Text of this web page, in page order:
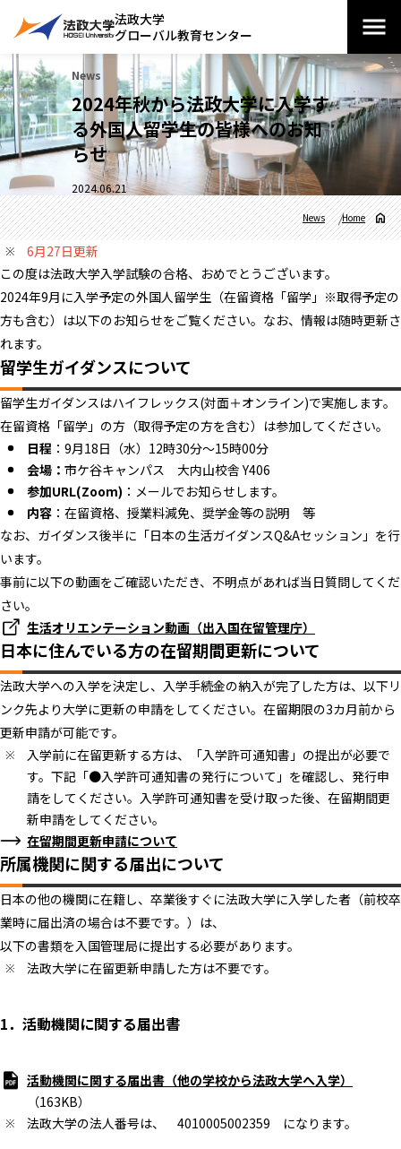
法政大学
グローバル教育センター
News
2024年秋から法政大学に入学す
る外国人留学生の皆様へのお知
らせ
2024.06.21
Home
News
6月27日更新
この度は法政大学入学試験の合格、おめでとうございます。
2024年9月に入学予定の外国人留学生（在留資格「留学」※取得予定の
方も含む）は以下のお知らせをご覧ください。なお、情報は随時更新さ
れます。
留学生ガイダンスについて
留学生ガイダンスはハイフレックス(対面＋オンライン)で実施します。
在留資格「留学」の方（取得予定の方を含む）は参加してください。
日程 ：9月18日（水）12時30分～15時00分
会場： 市ケ谷キャンパス 大内山校舎 Y406
参加URL(Zoom) ：メールでお知らせします。
内容 ：在留資格、授業料減免、奨学金等の説明 等
なお、ガイダンス後半に「日本の生活ガイダンスQ&Aセッション」を行
います。
事前に以下の動画をご確認いただき、不明点があれば当日質問してくだ
さい。
生活オリエンテーション動画（出入国在留管理庁）
日本に住んでいる方の在留期間更新について
法政大学への入学を決定し、入学手続金の納入が完了した方は、以下リ
ンク先より大学に更新の申請をしてください。在留期限の3カ月前から
更新申請が可能です。
入学前に在留更新する方は、「入学許可通知書」の提出が必要で
す。下記「●入学許可通知書の発行について」を確認し、発行申
請をしてください。入学許可通知書を受け取った後、在留期間更
新申請をしてください。
在留期間更新申請について
所属機関に関する届出について
日本の他の機関に在籍し、卒業後すぐに法政大学に入学した者（前校卒
業時に届出済の場合は不要です。）は、
以下の書類を入国管理局に提出する必要があります。
法政大学に在留更新申請した方は不要です。
1．活動機関に関する届出書
活動機関に関する届出書（他の学校から法政大学へ入学）
（163KB）
法政大学の法人番号は、 4010005002359 になります。